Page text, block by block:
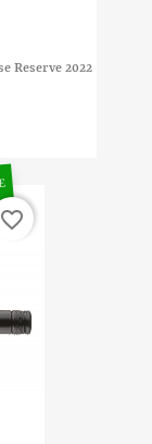
Reserve 2022
favorite_border